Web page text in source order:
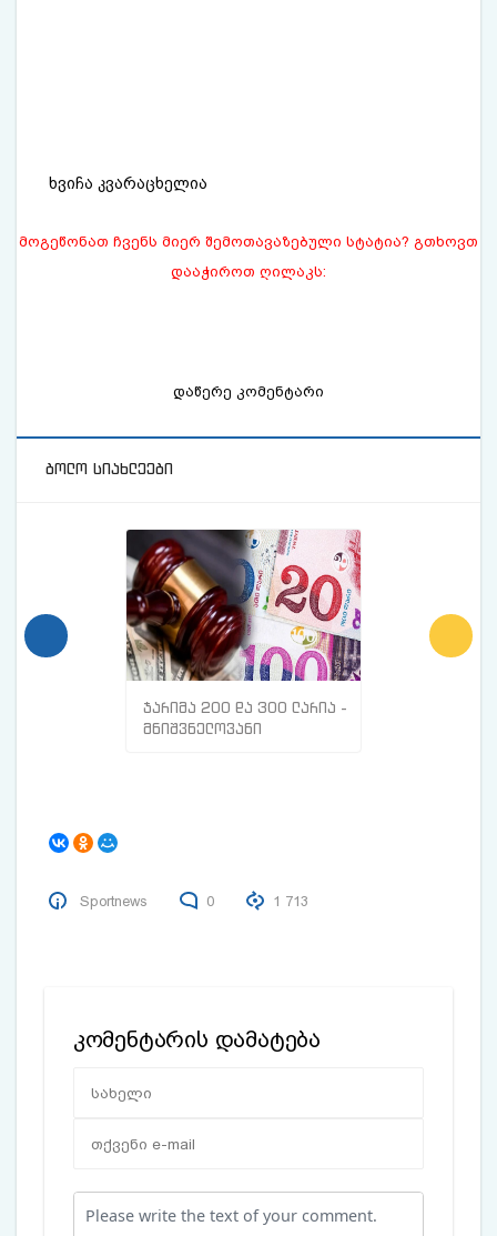
ხვიჩა კვარაცხელია
მოგეწონათ ჩვენს მიერ შემოთავაზებული სტატია? გთხოვთ
დააჭიროთ ღილაკს:
დაწერე კომენტარი
ბოლო სიახლეები
ჯარიმა 200 და 300 ლარია -
მნიშვნელოვანი
Sportnews 0 1 713
კომენტარის დამატება